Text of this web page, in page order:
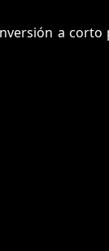
a corto